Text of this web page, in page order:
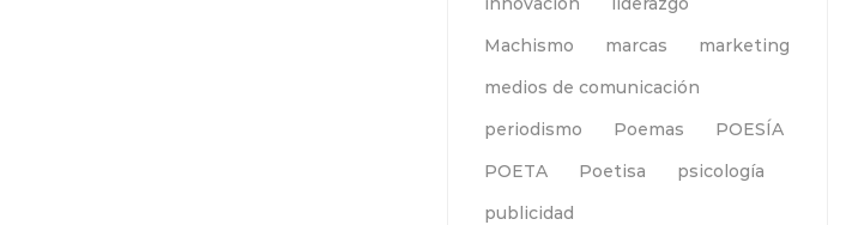
Machismo
marcas
marketing
medios de comunicación
periodismo
Poemas
POESÍA
POETA
Poetisa
psicología
publicidad